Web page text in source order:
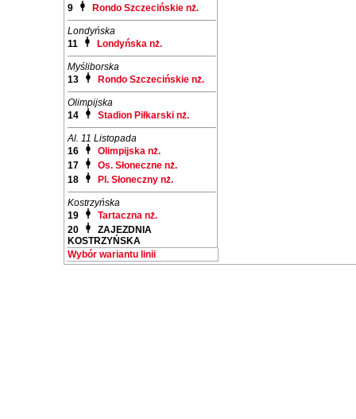
9
Rondo Szczecińskie nż.
Londyńska
11
Londyńska nż.
Myśliborska
13
Rondo Szczecińskie nż.
Olimpijska
14
Stadion Piłkarski nż.
Al. 11 Listopada
16
Olimpijska nż.
17
Os. Słoneczne nż.
18
Pl. Słoneczny nż.
Kostrzyńska
19
Tartaczna nż.
20
ZAJEZDNIA
KOSTRZYŃSKA
Wybór wariantu linii